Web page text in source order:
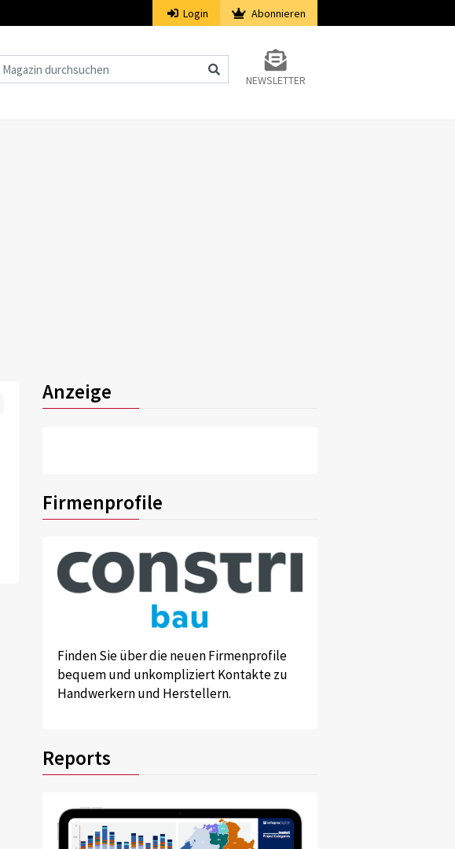
Login Abonnieren
NEWSLETTER
Anzeige
Firmenprofile
Finden Sie über die neuen Firmenprofile
bequem und unkompliziert Kontakte zu
Handwerkern und Herstellern.
Reports